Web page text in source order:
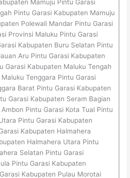
Mamuju Pintu Garasi
Pintu Garasi Kabupaten Mamuju
Polewali Mandar Pintu Garasi
Provinsi Maluku Pintu Garasi
Kabupaten Buru Selatan Pintu
Aru Pintu Garasi Kabupaten
Garasi Kabupaten Maluku Tengah
Tenggara Pintu Garasi
Barat Pintu Garasi Kabupaten
Garasi Kabupaten Seram Bagian
Pintu Garasi Kota Tual Pintu
Pintu Garasi Kabupaten
Kabupaten Halmahera
Halmahera Utara Pintu
Selatan Pintu Garasi
Pintu Garasi Kabupaten
Kabupaten Pulau Morotai